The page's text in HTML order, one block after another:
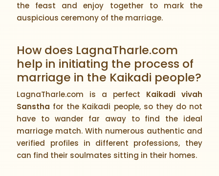
the feast and enjoy together to mark the
auspicious ceremony of the marriage.
How does LagnaTharle.com
help in initiating the process of
marriage in the Kaikadi people?
LagnaTharle.com is a perfect Kaikadi vivah
Sanstha for the Kaikadi people, so they do not
have to wander far away to find the ideal
marriage match. With numerous authentic and
verified profiles in different professions, they
can find their soulmates sitting in their homes.